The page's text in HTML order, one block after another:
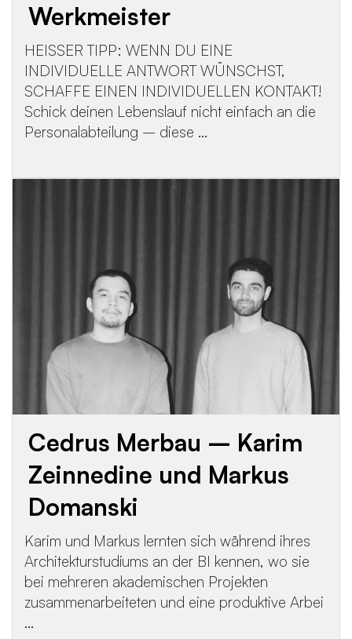
Werkmeister
HEISSER TIPP: WENN DU EINE
INDIVIDUELLE ANTWORT WÜNSCHST,
SCHAFFE EINEN INDIVIDUELLEN KONTAKT!
Schick deinen Lebenslauf nicht einfach an die
Personalabteilung – diese ...
Cedrus Merbau – Karim
Zeinnedine und Markus
Domanski
Karim und Markus lernten sich während ihres
Architekturstudiums an der BI kennen, wo sie
bei mehreren akademischen Projekten
zusammenarbeiteten und eine produktive Arbei
...